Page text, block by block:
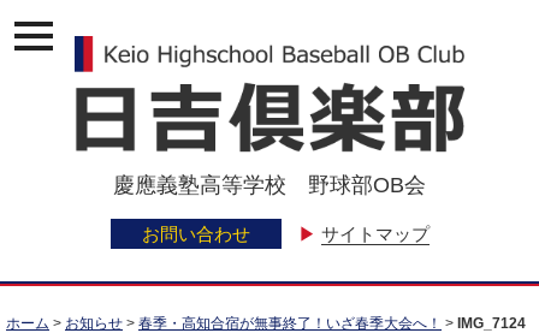
ナ
ビ
慶應義塾高等学校 野球部OB会
お問い合わせ ▶ サイトマップ
ホーム > お知らせ > 春季・高知合宿が無事終了！いざ春季大会へ！ > IMG_7124